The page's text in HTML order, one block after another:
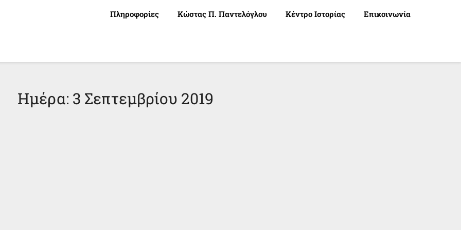
Πληροφορίες Κώστας Π. Παντελόγλου Κέντρο Ιστορίας Επικοινωνία
Ημέρα: 3 Σεπτεμβρίου 2019